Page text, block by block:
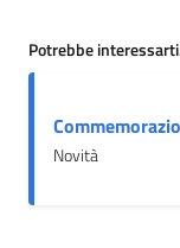
Potrebbe
Novità